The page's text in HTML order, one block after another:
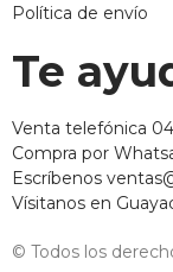
Política de envío
Te
Venta telefónica
Compra por
Escríbenos
Vísitanos en
© Todos los